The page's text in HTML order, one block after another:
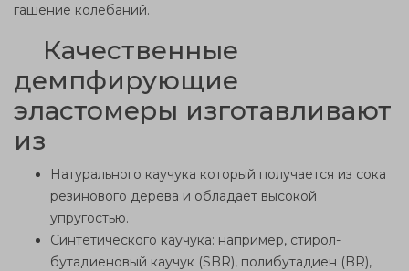
гашение колебаний.
Качественные
демпфирующие
эластомеры изготавливают
из
Натурального каучука который получается из сока
резинового дерева и обладает высокой
упругостью.
Синтетического каучука: например, стирол-
бутадиеновый каучук (SBR), полибутадиен (BR),